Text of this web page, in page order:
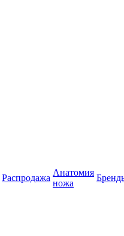
Распродажа
Анатомия
ножа